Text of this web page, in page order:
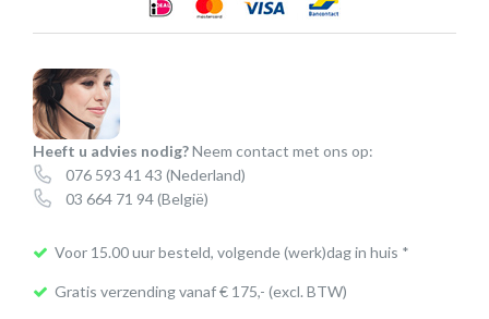
aantal
Heeft u advies nodig?Neem contact met ons op:
076 593 41 43 (Nederland)
03 664 71 94(België)
Voor 15.00 uur besteld, volgende (werk)dag in huis *
Gratis verzending vanaf € 175,- (excl. BTW)